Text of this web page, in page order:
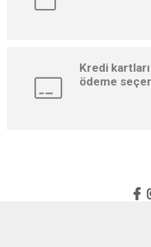
Kredi
ödeme